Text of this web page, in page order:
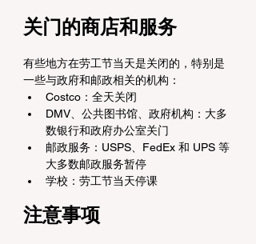
关门的商店和服务
有些地方在劳工节当天是关闭的，特别是
一些与政府和邮政相关的机构：
Costco：全天关闭
DMV、公共图书馆、政府机构：大多
数银行和政府办公室关门
邮政服务：USPS、FedEx 和 UPS 等
大多数邮政服务暂停
学校：劳工节当天停课
注意事项